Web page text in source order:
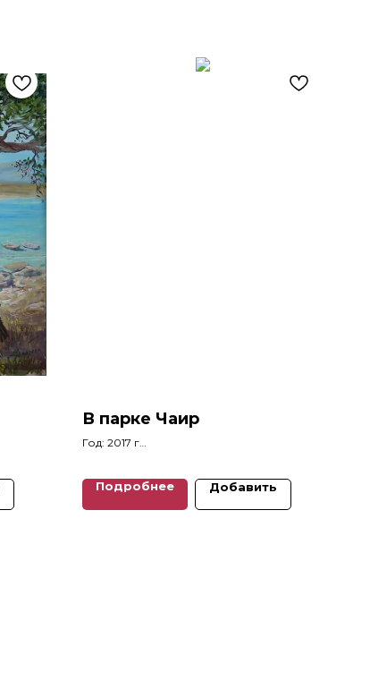
В парке Чаир
Год: 2017 г
Подробнее Добавить